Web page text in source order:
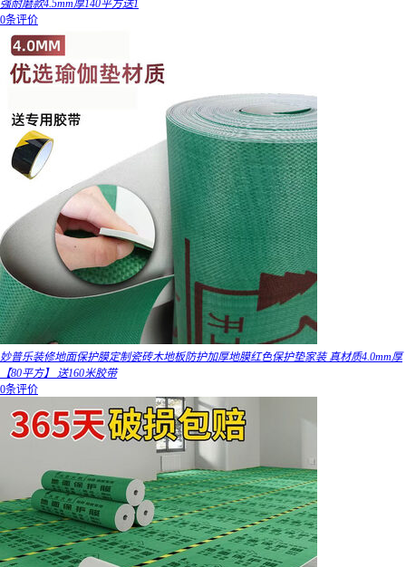
强耐磨款4.5mm厚140平方送1
0条评价
妙普乐装修地面保护膜定制瓷砖木地板防护加厚地膜红色保护垫家装 真材质4.0mm厚
【80平方】 送160米胶带
0条评价